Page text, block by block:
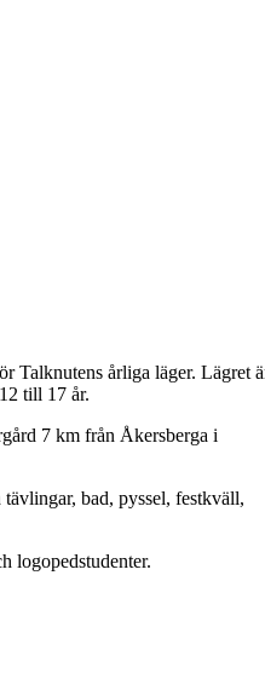
Talknutens årliga läger. Lägret
till 17 år.
7 km från Åkersberga i
bad, pyssel, festkväll,
logopedstudenter.